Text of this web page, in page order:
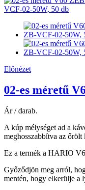
Előnézet
02-es méretű
Ár / darab.
A kúp mélységet ad a
meghosszabbítva az
Ez a termék a HARIO
Győződjön meg arról,
mentén, hogy elkerülje a